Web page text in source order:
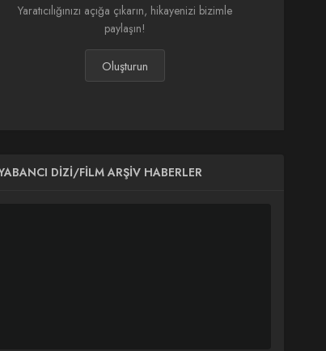
Yaratıcılığınızı açığa çıkarın, hikayenizi bizimle
paylaşın!
Oluşturun
DIZI/FILM ARŞIV HABERLER